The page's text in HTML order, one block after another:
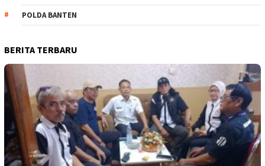
POLDA BANTEN
BERITA TERBARU